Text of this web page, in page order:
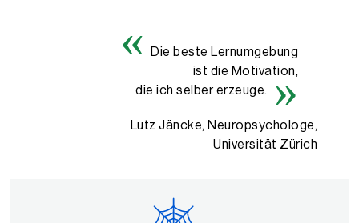
Die beste Lernumgebung
ist die Motivation,
die ich selber erzeuge.
Lutz Jäncke, Neuropsychologe,
Universität Zürich